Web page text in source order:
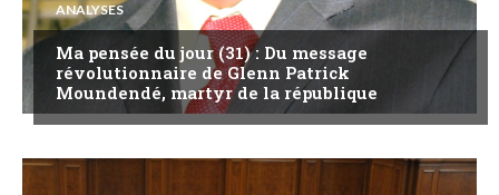
ANALYSES
Ma pensée du jour (31) : Du message
révolutionnaire de Glenn Patrick
Moundendé, martyr de la république